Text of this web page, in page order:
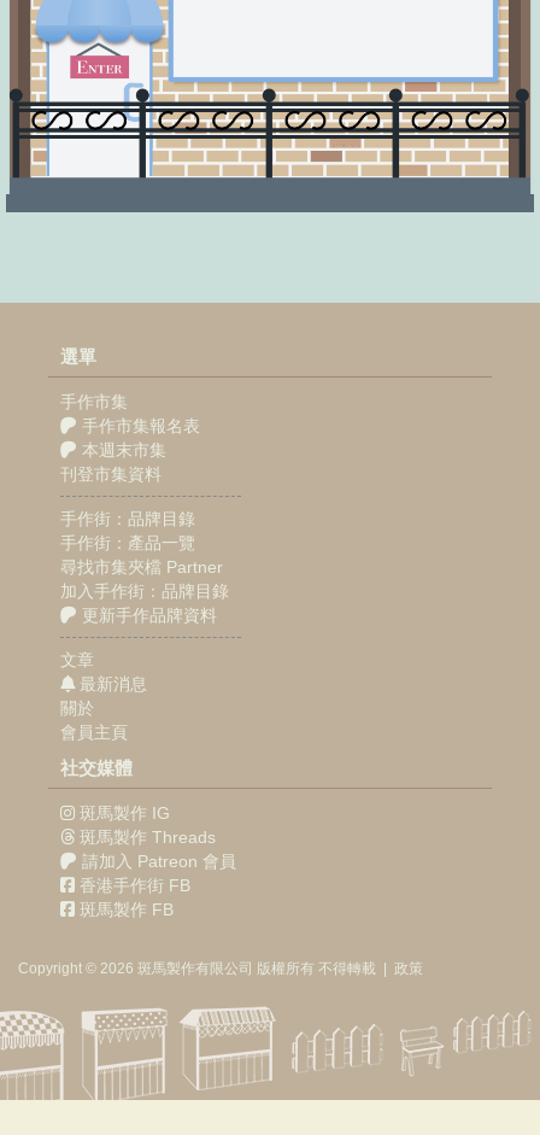
選單
手作市集
手作市集報名表
本週末市集
刊登市集資料
手作街：品牌目錄
手作街：產品一覽
尋找市集夾檔 Partner
加入手作街：品牌目錄
更新手作品牌資料
文章
最新消息
關於
會員主頁
社交媒體
斑馬製作 IG
斑馬製作 Threads
請加入 Patreon 會員
香港手作街 FB
斑馬製作 FB
Copyright © 2026 斑馬製作有限公司 版權所有 不得轉載 政策